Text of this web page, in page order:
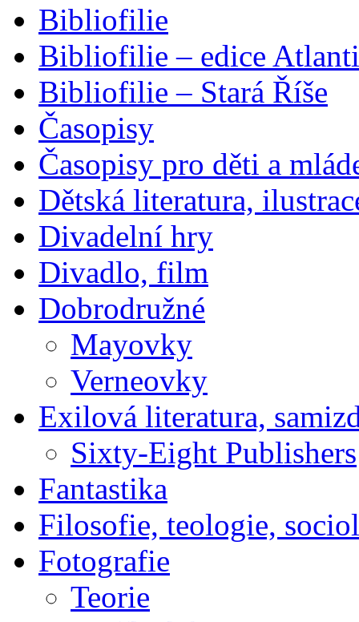
Bibliofilie
Bibliofilie – edice
Bibliofilie – Stará Říše
Časopisy
Časopisy pro děti a
Dětská literatura,
Divadelní hry
Divadlo, film
Dobrodružné
Mayovky
Verneovky
Exilová literatura,
Sixty-Eight Publishers
Fantastika
Filosofie, teologie,
Fotografie
Teorie